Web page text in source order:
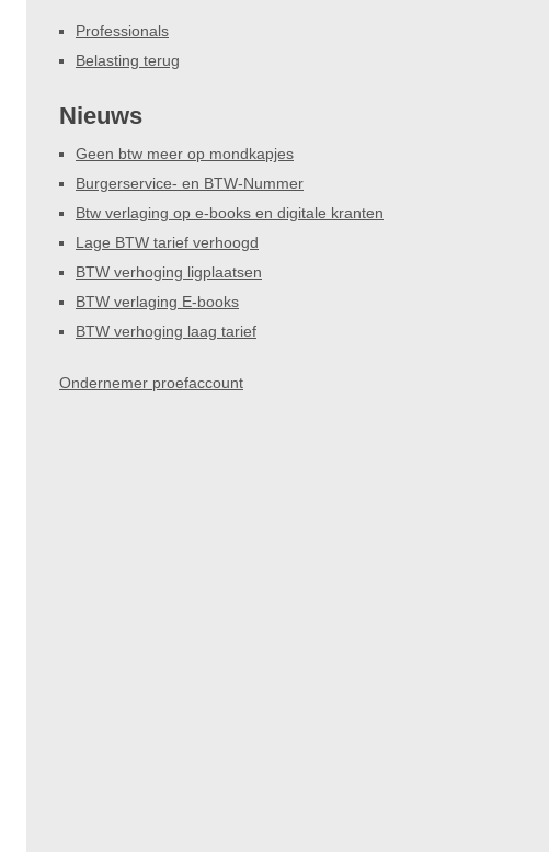
Professionals
Belasting terug
Nieuws
Geen btw meer op mondkapjes
Burgerservice- en BTW-Nummer
Btw verlaging op e-books en digitale kranten
Lage BTW tarief verhoogd
BTW verhoging ligplaatsen
BTW verlaging E-books
BTW verhoging laag tarief
Ondernemer proefaccount